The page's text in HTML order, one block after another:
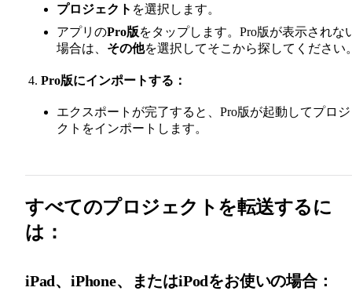
プロジェクト を選択します。
アプリのPro版をタップします。Pro版が表示されな
場合は、 その他を選択してそこから探してください
Pro版にインポートする：
エクスポートが完了すると、Pro版が起動してプロ
クトをインポートします。
すべてのプロジェクトを転送するに
は：
iPad、iPhone、またはiPodをお使いの場合：